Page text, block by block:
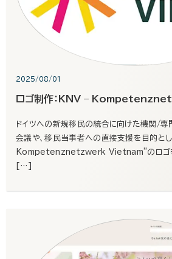
2025/08/01
ロゴ制作：KNV –
ドイツへの新規移民の統合に向けた機関/専
会議や、移民当事者への直接支援を目的と
Kompetenznetzwerk Vietnam”のロゴ
[…]